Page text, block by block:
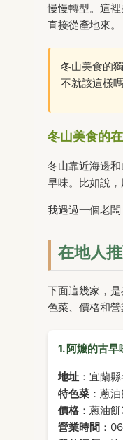
慢慢轉型。這
直接從產地來。
冬山美食的
不就該這樣
冬山美食的
冬山靠近海邊
早味。比如說
我遇過一個老
在地人
下面這幾家，
色菜、價格和營
1. 阿嬤的古
地址 ：宜蘭
特色菜 ：蔥
價格 ：蔥油
營業時間 ：